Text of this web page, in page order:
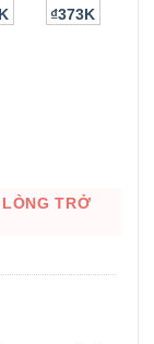
₫373K
TRỞ